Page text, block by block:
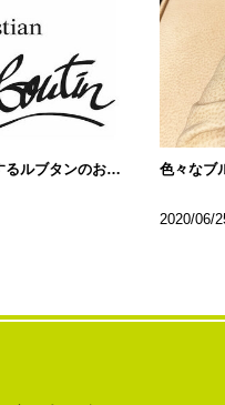
芸能人も多く愛用するルブタンのお財布!!
2020/06/